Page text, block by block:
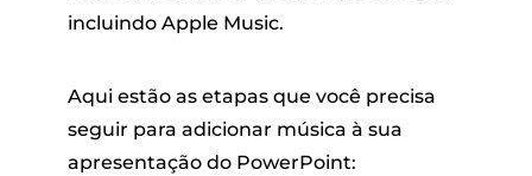
incluindo Apple Music.
Aqui estão as etapas que você precisa
seguir para adicionar música à sua
apresentação do PowerPoint: